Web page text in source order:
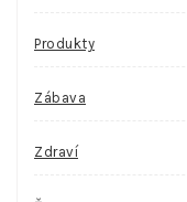
Produkty
Zábava
Zdraví